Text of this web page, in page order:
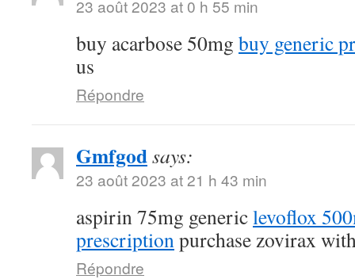
23 août 2023 at 0 h 55 min
buy acarbose 50mg buy generic
us
Répondre
Gmfgodsays:
23 août 2023 at 21 h 43 min
aspirin 75mg genericlevoflox
prescriptionpurchase zovirax
Répondre